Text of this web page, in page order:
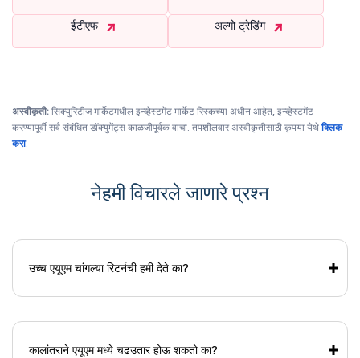
ईटीएफ अल्गो ट्रेडिंग
अस्वीकृती: सिक्युरिटीज मार्केटमधील इन्व्हेस्टमेंट मार्केट रिस्कच्या अधीन आहेत, इन्व्हेस्टमेंट
करण्यापूर्वी सर्व संबंधित डॉक्युमेंट्स काळजीपूर्वक वाचा. तपशीलवार अस्वीकृतीसाठी कृपया येथेक्लिक
करा.
नेहमी विचारले जाणारे प्रश्न
उच्च एयूएम चांगल्या रिटर्नची हमी देते का?
कालांतराने एयूएम मध्ये चढउतार होऊ शकतो का?